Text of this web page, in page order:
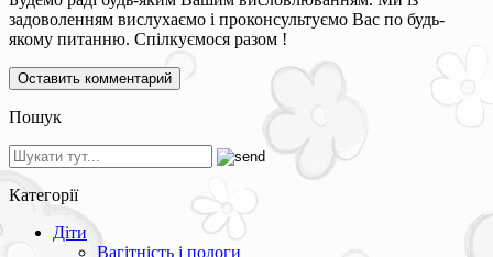
задоволенням вислухаємо і проконсультуємо Вас по будь-
якому питанню. Спілкуємося разом !
Пошук
Категорії
Діти
Вагітність і пологи